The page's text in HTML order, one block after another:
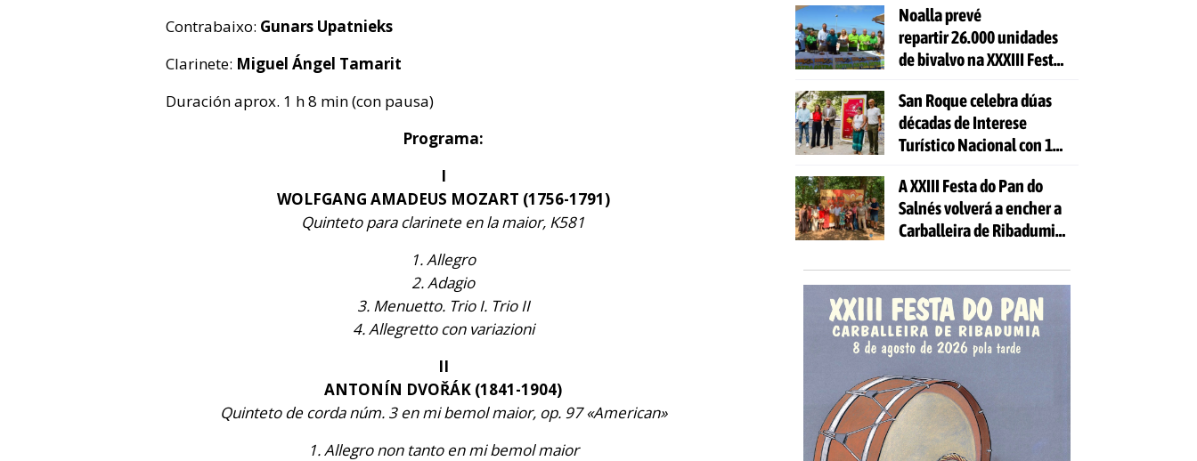
Contrabaixo: Gunars Upatnieks
Clarinete: Miguel Ángel Tamarit
Duración aprox. 1 h 8 min (con pausa)
Programa:
I
WOLFGANG AMADEUS MOZART (1756-1791)
Quinteto para clarinete en la maior, K581
1. Allegro
2. Adagio
3. Menuetto. Trio I. Trio II
4. Allegretto con variazioni
II
ANTONÍN DVOŘÁK (1841-1904)
Quinteto de corda núm. 3 en mi bemol maior, op. 97 «American»
1. Allegro non tanto en mi bemol maior
Noalla prevé
repartir 26.000 unidades
de bivalvo na XXXIII Festa
San Roque celebra dúas
décadas de Interese
Turístico Nacional con 10
actividades gratuítas
A XXIII Festa do Pan do
Salnés volverá a encher a
Carballeira de Ribadumia
e actividades para todas
as idades